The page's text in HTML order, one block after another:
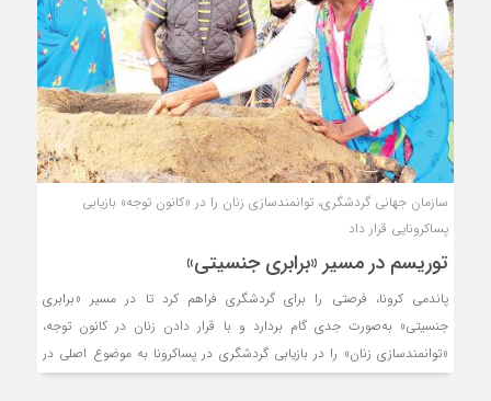
سازمان جهانی گردشگری، توانمندسازی زنان را در «کانون توجه» بازیابی
پساکرونایی قرار داد
توریسم در مسیر «برابری جنسیتی»
پاندمی کرونا، فرصتی را برای گردشگری فراهم کرد تا در مسیر «برابری
جنسیتی» به‌‌صورت جدی گام بردارد و با قرار دادن زنان در کانون توجه،
«توانمندسازی زنان» را در بازیابی گردشگری در پساکرونا به موضوع اصلی در